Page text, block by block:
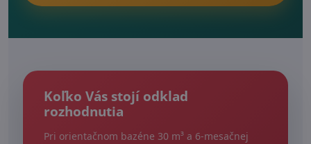
Koľko Vás stojí odklad
rozhodnutia
Pri orientačnom bazéne 30 m³ a 6-mesačnej